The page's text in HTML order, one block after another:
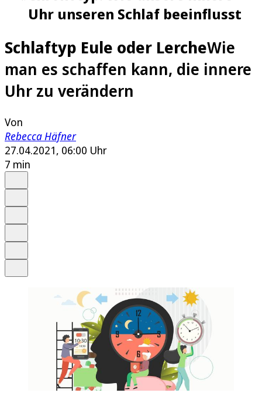
Uhr unseren Schlaf beeinflusst
Schlaftyp Eule oder LercheWie
man es schaffen kann, die innere
Uhr zu verändern
Von
Rebecca Häfner
27.04.2021, 06:00 Uhr
7 min